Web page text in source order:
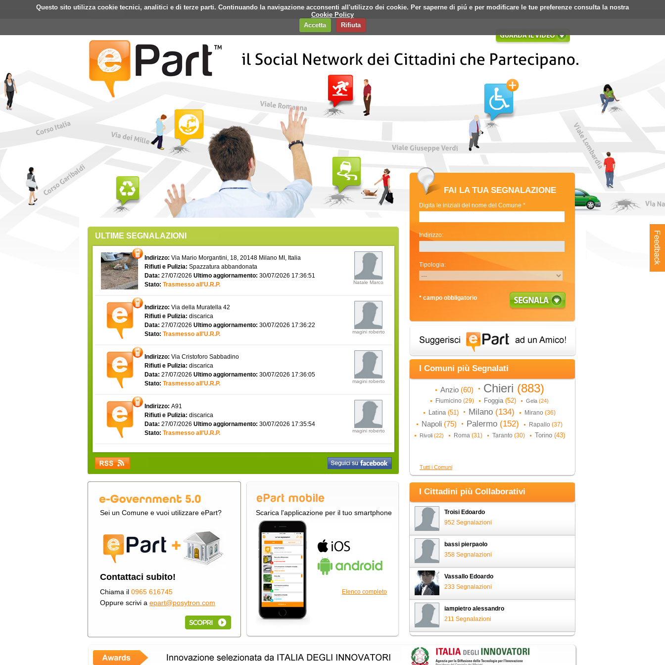
Questo sito utilizza cookie tecnici, analitici e di terze parti. Continuando la navigazione acconsenti all'utilizzo dei cookie. Per saperne di piú e per modificare le tue preferenze consulta la nostra
Cookie Policy
Accetta
Rifiuta
Home ePart Mobile Faq Contatti Banner Login Registrati
ULTIME SEGNALAZIONI
Indirizzo: Via Mario Morgantini, 18, 20148 Milano MI, Italia
Rifiuti e Pulizia: Spazzatura abbandonata
Data: 27/07/2026 Ultimo aggiornamento: 30/07/2026 17:36:51
Stato: Trasmesso all'U.R.P. Natale Marco
Indirizzo: Via della Muratella 42
Rifiuti e Pulizia: discarica
Data: 27/07/2026 Ultimo aggiornamento: 30/07/2026 17:36:22
Stato: Trasmesso all'U.R.P. magini roberto
Indirizzo: Via Cristoforo Sabbadino
Rifiuti e Pulizia: discarica
Data: 27/07/2026 Ultimo aggiornamento: 30/07/2026 17:36:05
Stato: Trasmesso all'U.R.P. magini roberto
Indirizzo: A91
Rifiuti e Pulizia: discarica
Data: 27/07/2026 Ultimo aggiornamento: 30/07/2026 17:35:54
Stato: Trasmesso all'U.R.P. magini roberto
Sei un Comune e vuoi utilizzare ePart?
Contattaci subito!
Chiama il 0965 616745
Oppure scrivi a epart@posytron.com
Scarica l'applicazione per il tuo smartphone
Elenco completo
FAI LA TUA SEGNALAZIONE
Digita le iniziali del nome del Comune *
Indirizzo:
Tipologia:
* campo obbligatorio
I Comuni più Segnalati
Anzio (60) Chieri (883)
Fiumicino (29) Foggia (52) Gela (24)
Latina (51) Milano (134) Mirano (36)
Napoli (75) Palermo (152) Rapallo (37)
Rivoli (22) Roma (31) Taranto (30) Torino (43)
Tutti i Comuni
I Cittadini più Collaborativi
Troisi Edoardo
952 Segnalazioni
bassi pierpaolo
358 Segnalazioni
Vassallo Edoardo
233 Segnalazioni
iampietro alessandro
211 Segnalazioni